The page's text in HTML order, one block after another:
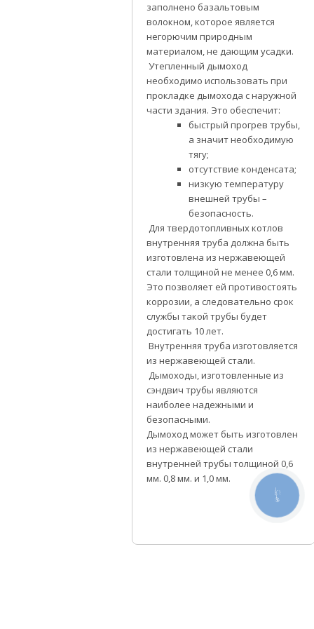
заполнено базальтовым
волокном, которое является
негорючим природным
материалом, не дающим усадки.
Утепленный дымоход
необходимо использовать при
прокладке дымохода с наружной
части здания. Это обеспечит:
быстрый прогрев трубы,
а значит необходимую
тягу;
отсутствие конденсата;
низкую температуру
внешней трубы –
безопасность.
Для твердотопливных котлов
внутренняя труба должна быть
изготовлена из нержавеющей
стали толщиной не менее 0,6 мм.
Это позволяет ей противостоять
коррозии, а следовательно срок
службы такой трубы будет
достигать 10 лет.
Внутренняя труба изготовляется
из нержавеющей стали.
Дымоходы, изготовленные из
сэндвич трубы являются
наиболее надежными и
безопасными.
Дымоход может быть изготовлен
из нержавеющей стали
внутренней трубы толщиной 0,6
мм. 0,8 мм. и 1,0 мм.
КНОПКА
СВЯЗИ